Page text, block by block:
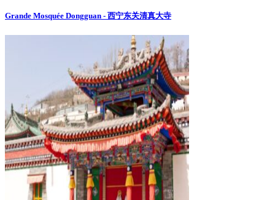
Grande Mosquée Dongguan - 西宁东关清真大寺